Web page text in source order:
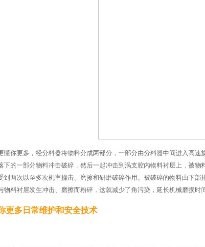
懂你更多，经分料器将物料分成两部分，一部分由分料器中间进入高
下的一部分物料冲击破碎，然后一起冲击到涡支腔内物料衬层上，被
到两次以至多次机率撞击、磨擦和研磨破碎作用。被破碎的物料由下
料衬层发生冲击、磨擦而粉碎，这就减少了角污染，延长机械磨损时
更多日常维护和安全技术